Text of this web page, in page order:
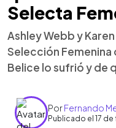
Selecta
Ashley Webb y
Selección Femenina
Belice lo sufrió y de
PorFernando
Publicado el 17